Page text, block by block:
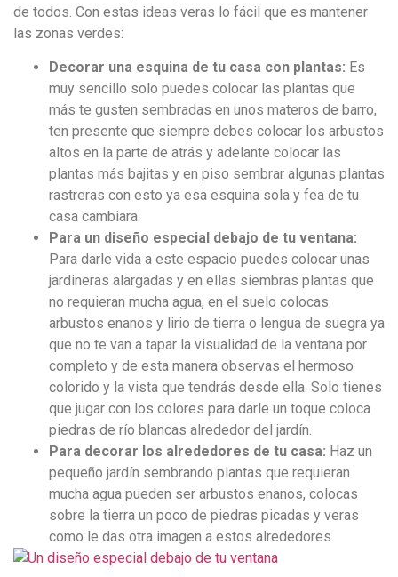
de todos. Con estas ideas veras lo fácil que es mantener
las zonas verdes:
Decorar una esquina de tu casa con plantas: Es
muy sencillo solo puedes colocar las plantas que
más te gusten sembradas en unos materos de barro,
ten presente que siempre debes colocar los arbustos
altos en la parte de atrás y adelante colocar las
plantas más bajitas y en piso sembrar algunas plantas
rastreras con esto ya esa esquina sola y fea de tu
casa cambiara.
Para un diseño especial debajo de tu ventana:
Para darle vida a este espacio puedes colocar unas
jardineras alargadas y en ellas siembras plantas que
no requieran mucha agua, en el suelo colocas
arbustos enanos y lirio de tierra o lengua de suegra ya
que no te van a tapar la visualidad de la ventana por
completo y de esta manera observas el hermoso
colorido y la vista que tendrás desde ella. Solo tienes
que jugar con los colores para darle un toque coloca
piedras de río blancas alrededor del jardín.
Para decorar los alrededores de tu casa: Haz un
pequeño jardín sembrando plantas que requieran
mucha agua pueden ser arbustos enanos, colocas
sobre la tierra un poco de piedras picadas y veras
como le das otra imagen a estos alrededores.